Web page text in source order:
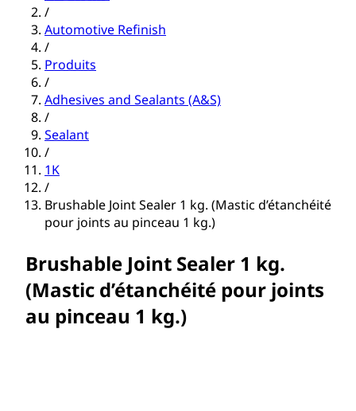
/
Automotive Refinish
/
Produits
/
Adhesives and Sealants (A&S)
/
Sealant
/
1K
/
Brushable Joint Sealer 1 kg. (Mastic d’étanchéité
pour joints au pinceau 1 kg.)
Brushable Joint Sealer 1 kg.
(Mastic d’étanchéité pour joints
au pinceau 1 kg.)